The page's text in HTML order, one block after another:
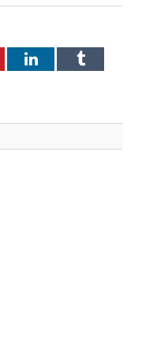
LinkedInTumblr